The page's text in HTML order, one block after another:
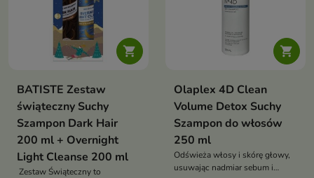

BATISTE Zestaw
świąteczny Suchy
Szampon Dark Hair
200 ml + Overnight
Light Cleanse 200 ml
Zestaw Świąteczny to

Olaplex 4D Clean
Volume Detox Suchy
Szampon do włosów
250 ml
Odświeża włosy i skórę głowy,
usuwając nadmiar sebum i